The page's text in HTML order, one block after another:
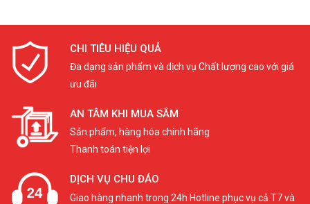
CHI TIÊU HIỆU QUẢ
Đa dạng sản phẩm và dịch vụ Chất lượng cao với giá
ưu đãi
AN TÂM KHI MUA SẮM
Sản phẩm, hàng hóa chính hãng
Thanh toán tiện lợi
DỊCH VỤ CHU ĐÁO
Giao hàng nhanh trong 24h Hotline phục vụ cả T7 và